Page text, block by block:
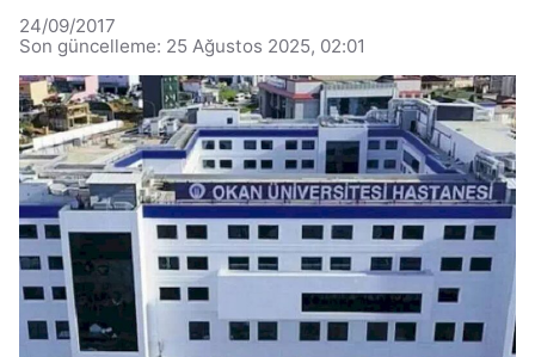
24/09/2017
Son güncelleme: 25 Ağustos 2025, 02:01